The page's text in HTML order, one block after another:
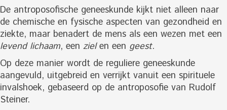
De antroposofische geneeskunde kijkt niet alleen naar
de chemische en fysische aspecten van gezondheid en
ziekte, maar benadert de mens als een wezen met een
levend lichaam, een zielen een geest.
Op deze manier wordt de reguliere geneeskunde
aangevuld, uitgebreid en verrijkt vanuit een spirituele
invalshoek, gebaseerd op de antroposofie van Rudolf
Steiner.